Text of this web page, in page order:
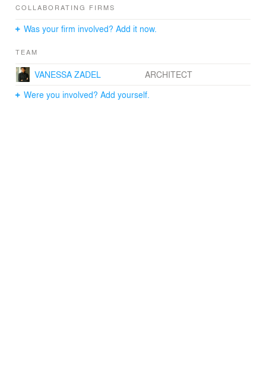
COLLABORATING FIRMS
Was your firm involved? Add it now.
TEAM
VANESSA ZADEL
ARCHITECT
Were you involved? Add yourself.